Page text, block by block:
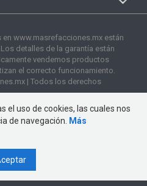
www.masrefacciones.mx están
detalles de la garantía están
vendemos productos
el correcto funcionamiento.
| Todos los derechos
el uso de cookies, las cuales nos
de navegación.
Más